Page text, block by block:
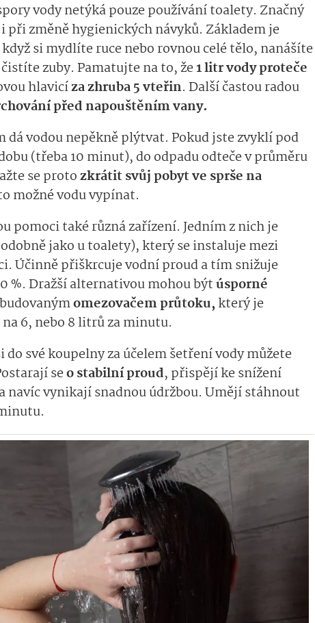
vody netýká pouze používání toalety. Značný
při změně hygienických návyků. Základem je
si mydlíte ruce nebo rovnou celé tělo, nanášíte
zuby. Pamatujte na to, že1 litr vody proteče
hlavicíza zhruba 5 vteřin. Další častou radou
před napouštěním vany.
dá vodou nepěkně plýtvat. Pokud jste zvyklí pod
(třeba 10 minut), do odpadu odteče v průměru
se protozkrátit svůj pobyt ve sprše na
možné vodu vypínat.
pomoci také různá zařízení. Jedním z nich je
jako u toalety), který se instaluje mezi
Účinně přiškrcuje vodní proud a tím snižuje
%. Dražší alternativou mohou býtúsporné
omezovačem průtoku,který je
6, nebo 8 litrů za minutu.
své koupelny za účelem šetření vody můžete
seo stabilní proud, přispějí ke snížení
navíc vynikají snadnou údržbou. Umějí stáhnout